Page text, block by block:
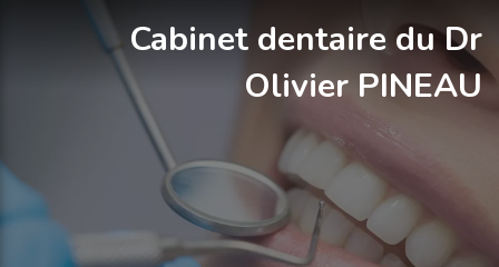
Cabinet dentaire du Dr
Olivier PINEAU